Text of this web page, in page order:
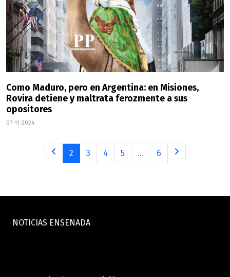
Como Maduro, pero en Argentina: en Misiones,
Rovira detiene y maltrata ferozmente a sus
opositores
07-11-2024
2 3 4 5 ... 6
NOTICIAS ENSENADA